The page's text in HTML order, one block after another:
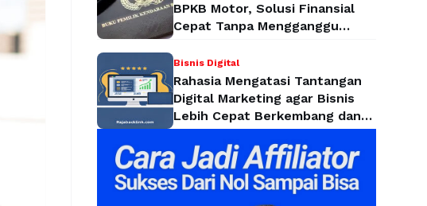
BPKB Motor, Solusi Finansial
Cepat Tanpa Mengganggu
Bisnis Digital
Rahasia Mengatasi Tantangan
Digital Marketing agar Bisnis
Lebih Cepat Berkembang dan
Mendominasi Pasar